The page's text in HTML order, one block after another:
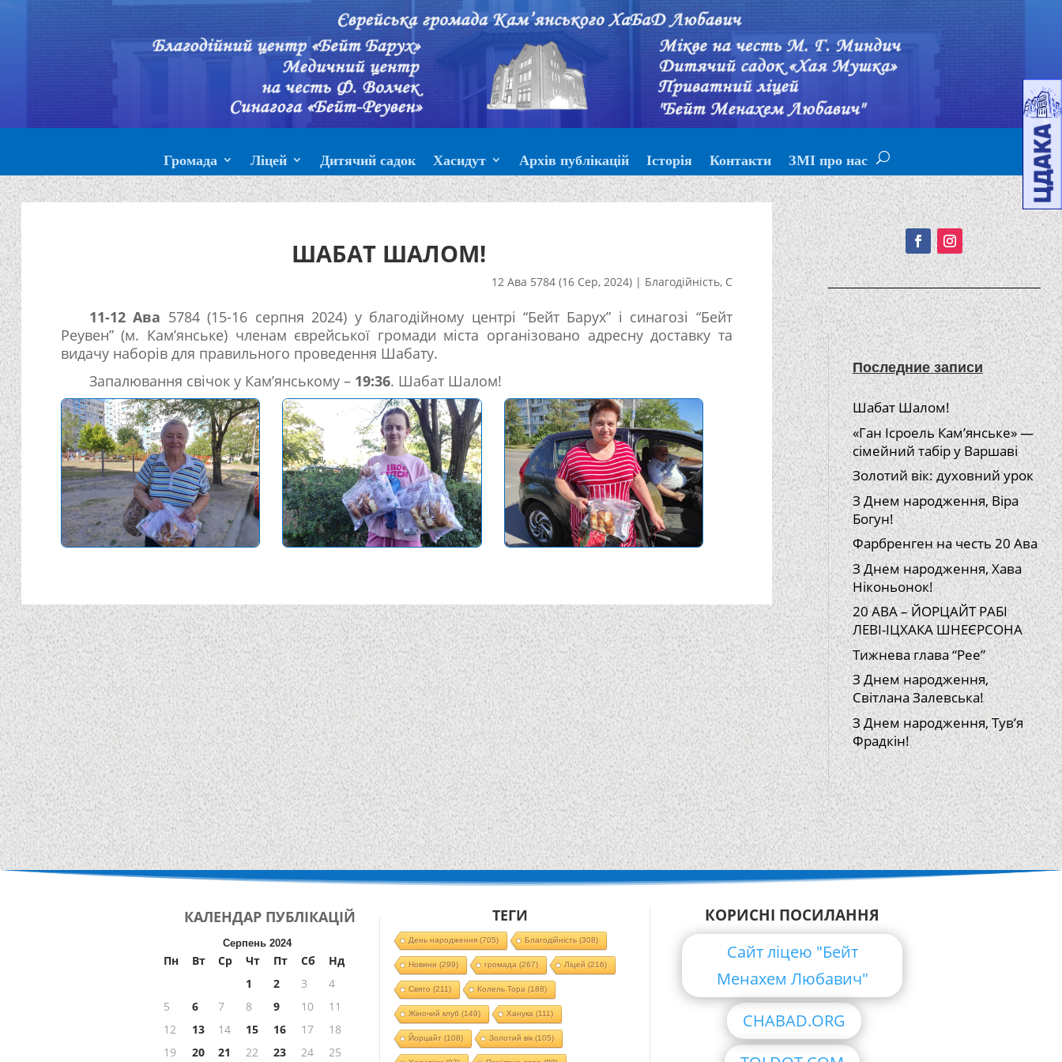
Громада Ліцей Дитячий садок Хасидут Архів публікацій Історія Контакти ЗМІ про нас
ШАБАТ ШАЛОМ!
12 Ава 5784 (16 Сер, 2024)| Благодійність, С
11-12 Ава 5784 (15-16 серпня 2024) у благодійному центрі “Бейт Барух” і синагозі “Бейт
Реувен” (м. Кам’янське) членам єврейської громади міста організовано адресну доставку та
видачу наборів для правильного проведення Шабату.
Запалювання свічок у Кам’янському – 19:36. Шабат Шалом!
Подписывайтесь!
Последние записи
Шабат Шалом!
«Ган Ісроель Кам’янське» —
сімейний табір у Варшаві
Золотий вік: духовний урок
З Днем народження, Віра
Богун!
Фарбренген на честь 20 Ава
З Днем народження, Хава
Ніконьонок!
20 АВА – ЙОРЦАЙТ РАБІ
ЛЕВІ-ІЦХАКА ШНЕЄРСОНА
Тижнева глава “Рее”
З Днем народження,
Світлана Залевська!
З Днем народження, Тув’я
Фрадкін!
КАЛЕНДАР ПУБЛІКАЦІЙ
Серпень 2024
Пн Вт Ср Чт Пт Сб
Нд
1
2 3
4
5
6 7 8 9 10
11
12
13 14 15 16 17
18
19
20 21 22 23 24 25
ТЕГИ
День народження(705) Благодійність (308)
Новини (299) громада (267) Ліцей (216)
Свято (211) Колель Тора (188)
Жіночий клуб (149) Ханука (111)
Йорцайт (108) Золотий вік(105)
КОРИСНІ ПОСИЛАННЯ
Сайт ліцею "Бейт
Менахем Любавич"
CHABAD.ORG